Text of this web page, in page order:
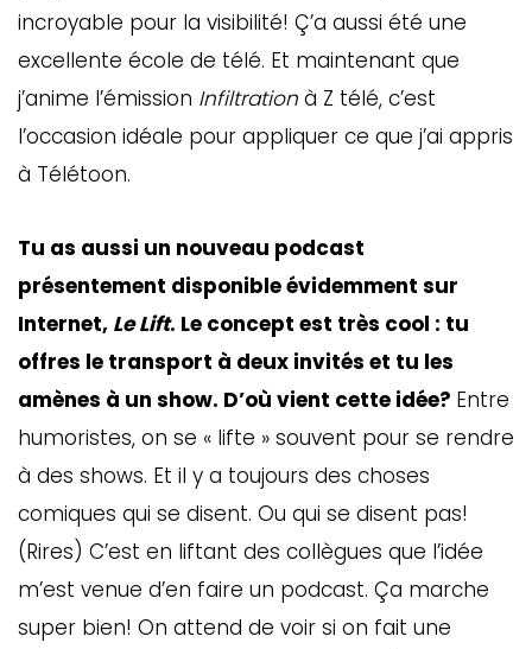
incroyable pour la visibilité! Ç’a aussi été une
excellente école de télé. Et maintenant que
j’anime l’émission Infiltration à Z télé, c’est
l’occasion idéale pour appliquer ce que j’ai appris
à Télétoon.
Tu as aussi un nouveau podcast
présentement disponible évidemment sur
Internet, Le Lift. Le concept est très cool : tu
offres le transport à deux invités et tu les
amènes à un show. D’où vient cette idée? Entre
humoristes, on se « lifte » souvent pour se rendre
à des shows. Et il y a toujours des choses
comiques qui se disent. Ou qui se disent pas!
(Rires) C’est en liftant des collègues que l’idée
m’est venue d’en faire un podcast. Ça marche
super bien! On attend de voir si on fait une